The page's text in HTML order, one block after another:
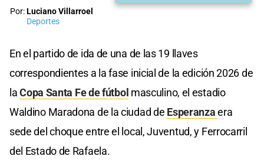
Por:Luciano Villarroel
Deportes
En el partido de ida de una de las 19 llaves
correspondientes a la fase inicial de la edición 2026 de
laCopa Santa Fe de fútbol masculino, el estadio
Waldino Maradona de la ciudad de Esperanzaera
sede del choque entre el local, Juventud, y Ferrocarril
del Estado de Rafaela.